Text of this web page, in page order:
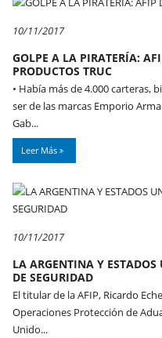
10/11/2017
GOLPE A LA PIRATERÍA:
PRODUCTOS TRUC
• Había más de 4.000 carteras,
ser de las marcas Emporio
Gab...
Leer Más
10/11/2017
LA ARGENTINA Y
DE SEGURIDAD
El titular de la AFIP, Ricardo
Operaciones Protección de
Unido...